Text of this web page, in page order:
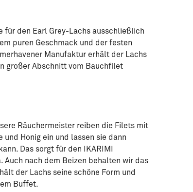
für den Earl Grey-Lachs ausschließlich
puren Geschmack und der festen
Manufaktur erhält der Lachs
großer Abschnitt vom Bauchfilet
Räuchermeister reiben die Filets mit
und Honig ein und lassen sie dann
Das sorgt für den IKARIMI
Auch nach dem Beizen behalten wir das
der Lachs seine schöne Form und
Buffet.